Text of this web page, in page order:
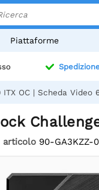
Piattaforme
OC | Scheda Video
articolo 90-GA3KZZ-